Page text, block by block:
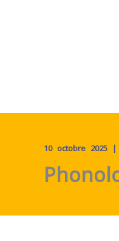
10 octobre 2025